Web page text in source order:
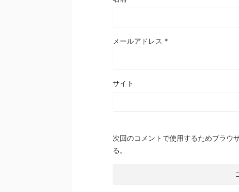
メールアドレス *
サイト
次回のコメントで使用するためブラウ
る。